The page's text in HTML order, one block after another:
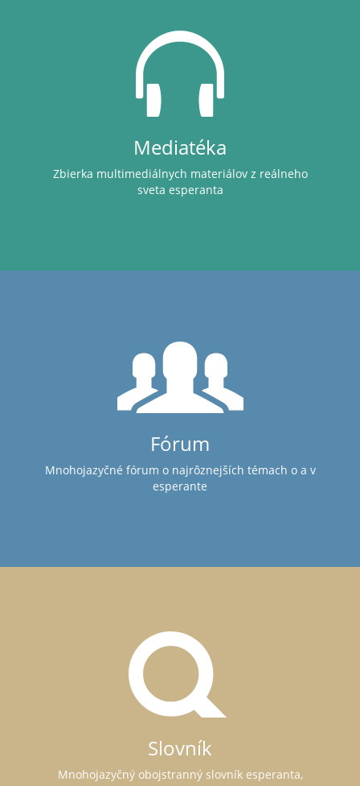
Mediatéka
Zbierka multimediálnych materiálov z reálneho
sveta esperanta
Fórum
Mnohojazyčné fórum o najrôznejších témach o a v
esperante
Slovník
Mnohojazyčný obojstranný slovník esperanta,